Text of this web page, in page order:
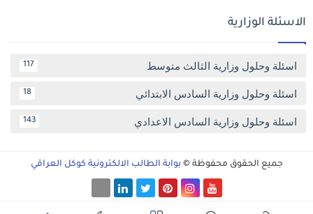
الاسئلة الوزارية
اسئلة وحلول وزارية الثالث متوسط 117
اسئلة وحلول وزارية السادس الابتدائي 18
اسئلة وحلول وزارية السادس الاعدادي 143
جميع الحقوق محفوظة © بوابة الطالب الالكترونية كوكل العراقي